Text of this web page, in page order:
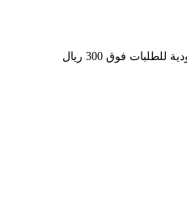
فوق 300 ريال